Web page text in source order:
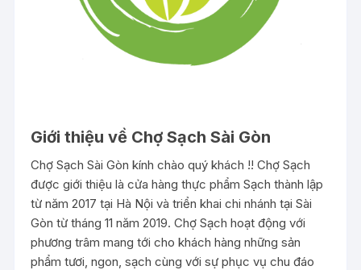
Giới thiệu về Chợ Sạch Sài Gòn
Chợ Sạch Sài Gòn kính chào quý khách !! Chợ Sạch
được giới thiệu là cửa hàng thực phẩm Sạch thành lập
từ năm 2017 tại Hà Nội và triển khai chi nhánh tại Sài
Gòn từ tháng 11 năm 2019. Chợ Sạch hoạt động với
phương trâm mang tới cho khách hàng những sản
phẩm tươi, ngon, sạch cùng với sự phục vụ chu đáo